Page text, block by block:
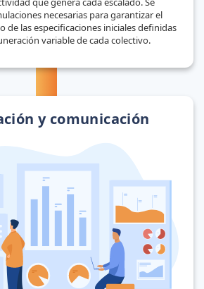
necesarias para garantizar el
de las especificaciones iniciales definidas
variable de cada colectivo.
y comunicación